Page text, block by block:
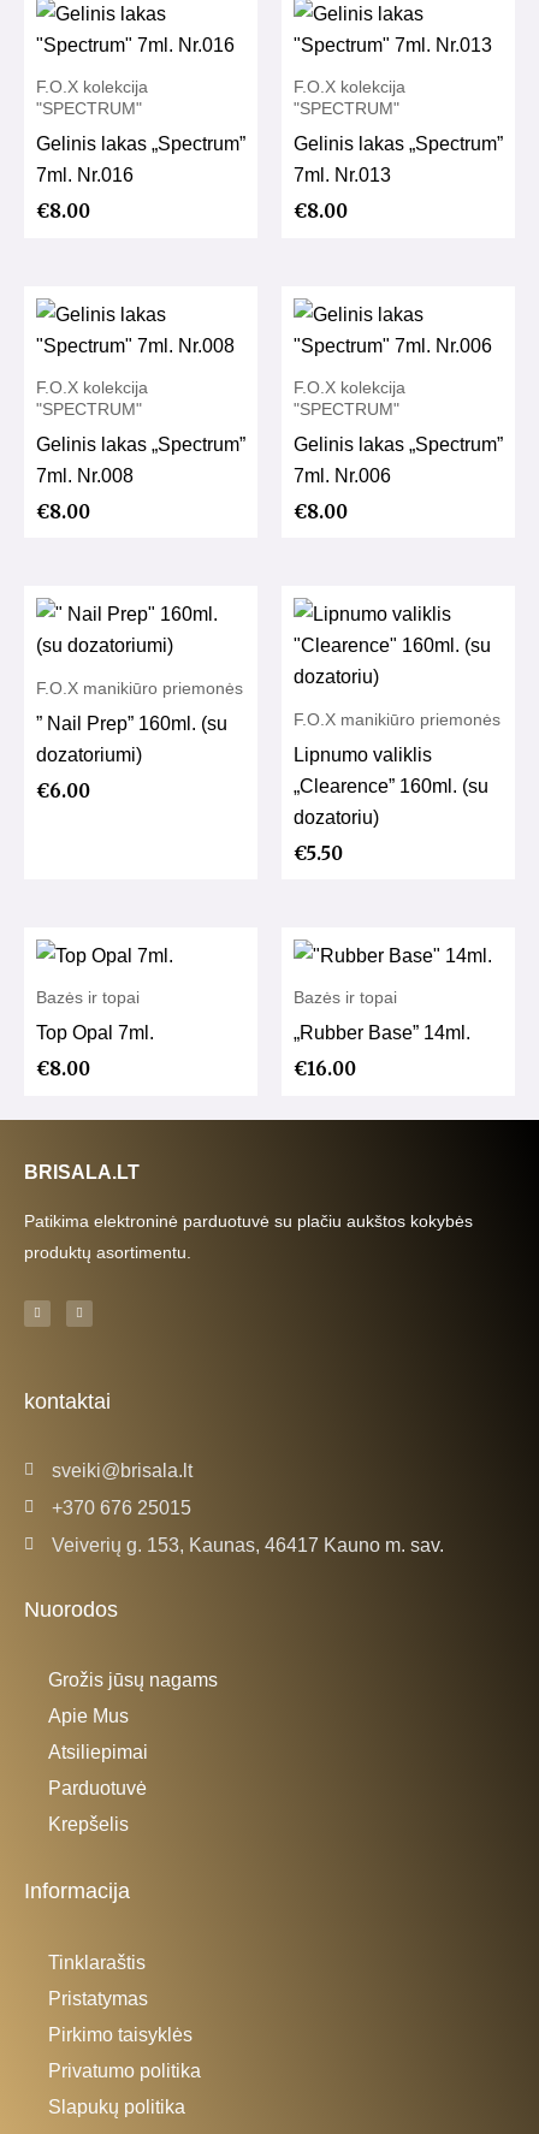
F.O.X kolekcija
"SPECTRUM"
Gelinis lakas „Spectrum”
7ml. Nr.016
€8.00
F.O.X kolekcija
"SPECTRUM"
Gelinis lakas „Spectrum”
7ml. Nr.013
€8.00
F.O.X kolekcija
"SPECTRUM"
Gelinis lakas „Spectrum”
7ml. Nr.008
€8.00
F.O.X kolekcija
"SPECTRUM"
Gelinis lakas „Spectrum”
7ml. Nr.006
€8.00
F.O.X manikiūro priemonės
” Nail Prep” 160ml. (su
dozatoriumi)
€6.00
F.O.X manikiūro priemonės
Lipnumo valiklis
„Clearence” 160ml. (su
dozatoriu)
€5.50
Bazės ir topai
Top Opal 7ml.
€8.00
Bazės ir topai
„Rubber Base” 14ml.
€16.00
BRISALA.LT
Patikima elektroninė parduotuvė su plačiu aukštos kokybės
produktų asortimentu.
F
a
c
-
f
I
n
s
m
kontaktai
sveiki@brisala.lt
+370 676 25015
Veiverių g. 153, Kaunas, 46417 Kauno m. sav.
Nuorodos
Grožis jūsų nagams
Apie Mus
Atsiliepimai
Parduotuvė
Krepšelis
Informacija
Tinklaraštis
Pristatymas
Pirkimo taisyklės
Privatumo politika
Slapukų politika